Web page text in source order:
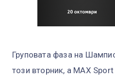
Груповата фаза на
този вторник, а MAX